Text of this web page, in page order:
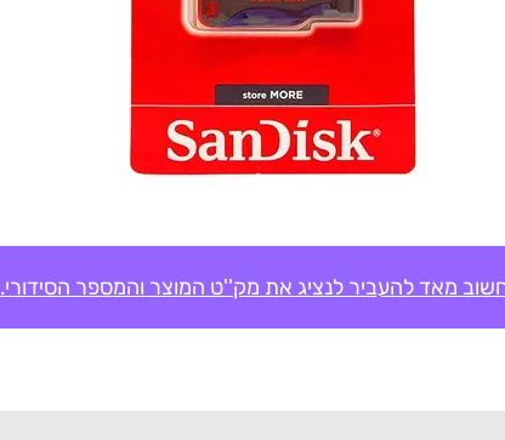
מאד להעביר לנציג את מק''ט המוצר והמספר הסידורי.